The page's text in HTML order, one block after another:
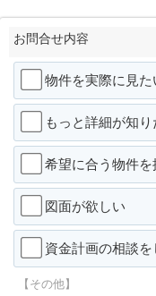
お問合せ内容
物件を実際に見た
もっと詳細が知り
希望に合う物件
図面が欲しい
資金計画の相談を
【その他】